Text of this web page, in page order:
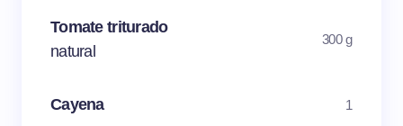
Tomate triturado
natural
300 g
Cayena 1